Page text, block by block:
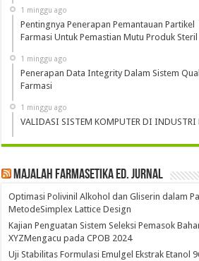
1 minggu ago
Pentingnya Penerapan Pemantauan
Farmasi Untuk Pemastian Mutu Produk Steril
1 minggu ago
Penerapan Data Integrity Dalam Sistem
Farmasi
1 minggu ago
VALIDASI SISTEM KOMPUTER DI INDUSTRI
Majalah Farmasetika Ed. Jurnal
Optimasi Polivinil Alkohol dan Gliserin dalam
MetodeSimplex Lattice Design
Kajian Penguatan Sistem Seleksi Pemasok
XYZMengacu pada CPOB 2024
Uji Stabilitas Formulasi Emulgel Ekstrak Etanol